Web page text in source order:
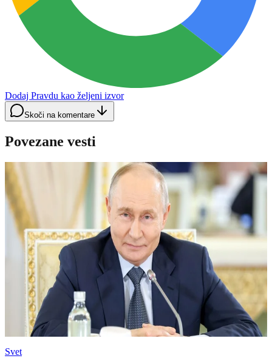
Dodaj Pravdu kao željeni izvor
Skoči na komentare
Povezane vesti
Svet